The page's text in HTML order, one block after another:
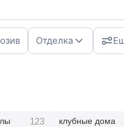
Отделка
123 клубные дома